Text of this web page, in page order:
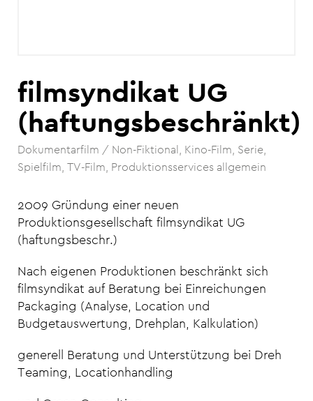
filmsyndikat UG
(haftungsbeschränkt)
Dokumentarfilm / Non-Fiktional Kino-Film Serie
Spielfilm TV-Film Produktionsservices allgemein
2009 Gründung einer neuen
Produktionsgesellschaft filmsyndikat UG
(haftungsbeschr.)
Nach eigenen Produktionen beschränkt sich
filmsyndikat auf Beratung bei Einreichungen
Packaging (Analyse, Location und
Budgetauswertung, Drehplan, Kalkulation)
generell Beratung und Unterstützung bei Dreh
Teaming, Locationhandling